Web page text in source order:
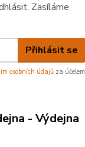
Zasíláme
Přihlásit se
osobních údajů za účelem
- Výdejna